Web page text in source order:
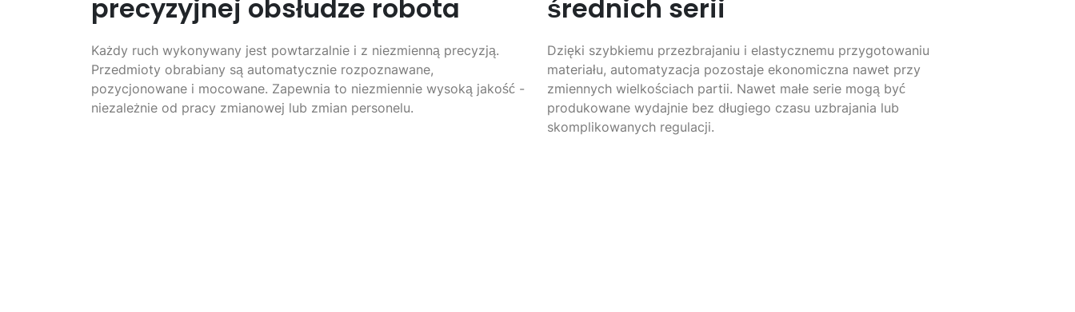
precyzyjnej obsłudze robota
Każdy ruch wykonywany jest powtarzalnie i z niezmienną precyzją.
Przedmioty obrabiany są automatycznie rozpoznawane,
pozycjonowane i mocowane. Zapewnia to niezmiennie wysoką jakość -
niezależnie od pracy zmianowej lub zmian personelu.
średnich serii
Dzięki szybkiemu przezbrajaniu i elastycznemu przygotowaniu
materiału, automatyzacja pozostaje ekonomiczna nawet przy
zmiennych wielkościach partii. Nawet małe serie mogą być
produkowane wydajnie bez długiego czasu uzbrajania lub
skomplikowanych regulacji.